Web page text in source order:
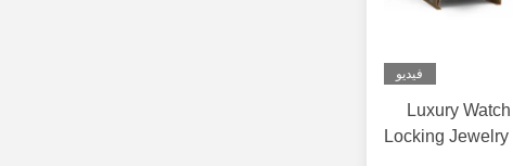
فيديو
8 Luxury
Locking